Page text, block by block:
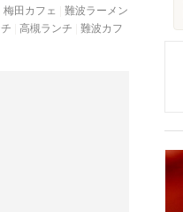
梅田カフェ
難波ラーメン
高槻ランチ 難波カフ